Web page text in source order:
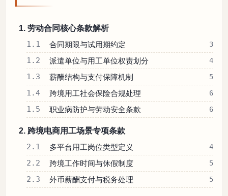
1. 劳动合同核心条款解析
1.1 合同期限与试用期约定 3
1.2 派遣单位与用工单位权责划分 4
1.3 薪酬结构与支付保障机制 5
1.4 跨境用工社会保险合规处理 6
1.5 职业病防护与劳动安全条款 6
2. 跨境电商用工场景专项条款
2.1 多平台用工岗位类型定义 4
2.2 跨境工作时间与休假制度 5
2.3 外币薪酬支付与税务处理 5